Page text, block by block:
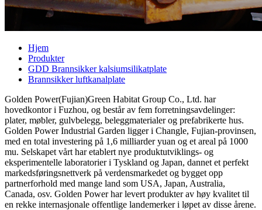
Hjem
Produkter
GDD Brannsikker kalsiumsilikatplate
Brannsikker luftkanalplate
Golden Power(Fujian)Green Habitat Group Co., Ltd. har
hovedkontor i Fuzhou, og består av fem forretningsavdelinger:
plater, møbler, gulvbelegg, beleggmaterialer og prefabrikerte hus.
Golden Power Industrial Garden ligger i Changle, Fujian-provinsen,
med en total investering på 1,6 milliarder yuan og et areal på 1000
mu. Selskapet vårt har etablert nye produktutviklings- og
eksperimentelle laboratorier i Tyskland og Japan, dannet et perfekt
markedsføringsnettverk på verdensmarkedet og bygget opp
partnerforhold med mange land som USA, Japan, Australia,
Canada, osv. Golden Power har levert produkter av høy kvalitet til
en rekke internasjonale offentlige landemerker i løpet av disse årene.